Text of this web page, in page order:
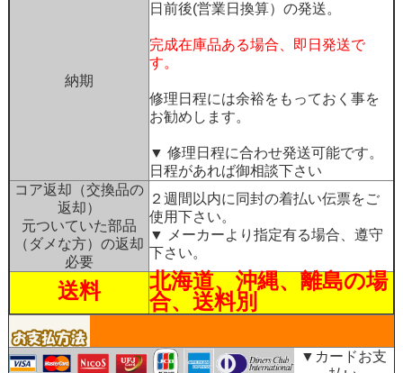
納期
日前後(営業日換算）の発送。
完成在庫品ある場合、即日発送で
す。
修理日程には余裕をもっておく事を
お勧めします。
▼ 修理日程に合わせ発送可能です。
日程があれば御相談下さい
コア返却（交換品の
返却）
元ついていた部品
（ダメな方）の返却
必要
２週間以内に同封の着払い伝票をご
使用下さい。
▼ メーカーより指定有る場合、遵守
下さい。
送料
北海道、沖縄、離島の場
合、送料別
▼カードお支